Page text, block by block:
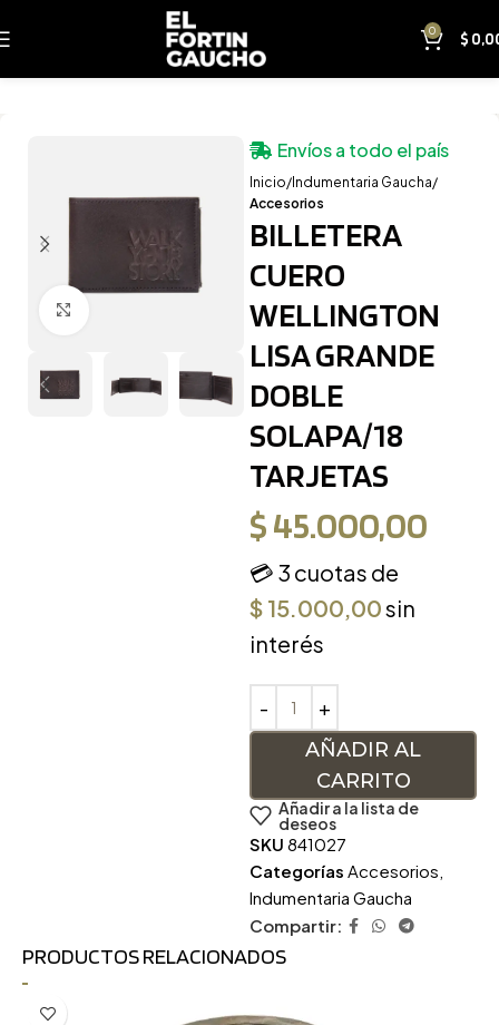
0 $
Inicio
Indumentaria Gaucha
Accesorios
Envíos a todo el país
BILLETERA
CUERO
WELLINGTON
LISA GRANDE
DOBLE
SOLAPA/18
TARJETAS
$45.000,00
💳 3 cuotas de
$ 15.000,00sin
interés
AÑADIR AL
CARRITO
Añadir a la lista de
deseos
SKU 841027
Categorías Accesorios,
Indumentaria Gaucha
Compartir:
PRODUCTOS RELACIONADOS